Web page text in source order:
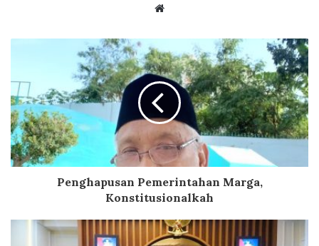
Website
Penghapusan Pemerintahan Marga,
Konstitusionalkah